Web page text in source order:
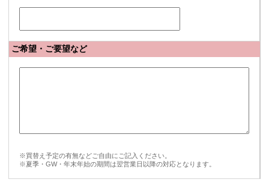
ご希望・ご要望など
※買替え予定の有無などご自由にご記入ください。
※夏季・GW・年末年始の期間は翌営業日以降の対応となります。